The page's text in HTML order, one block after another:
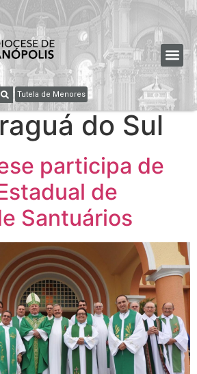
Tutela de Menores
do Sul
participa de
de
Santuários